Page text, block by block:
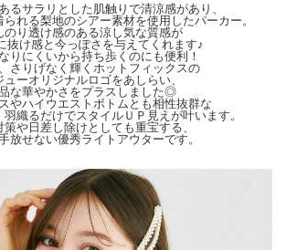
置きサイズとなりますので測り方により誤差が出る場合が
ニター環境により若干の誤差が出ます。 ライティングや
物撮り画像のカラーに違いある場合、物撮り画像の方が実
撮影されておりますので、そちらを参考にしてくださいま
るサラリとした肌触りで清涼感があり、
れる梨地のシアー素材を使用したパーカー。
のり透け感のある涼し気な質感が
抜け感と今っぽさを与えてくれます♪
りにくいから持ち歩くのにも便利！
さりげなく輝くホットフィックスの
ューオリジナルロゴをあしらい、
な華やかさをプラスしました◎
やハイウエストボトムとも相性抜群な
織るだけでスタイルＵＰ見えが叶います。
策や日差し除けとしても重宝する、
放せない優秀ライトアウターです。